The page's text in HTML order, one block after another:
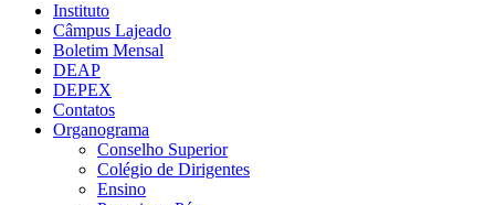
Instituto
Câmpus Lajeado
Boletim Mensal
DEAP
DEPEX
Contatos
Organograma
Conselho Superior
Colégio de Dirigentes
Ensino